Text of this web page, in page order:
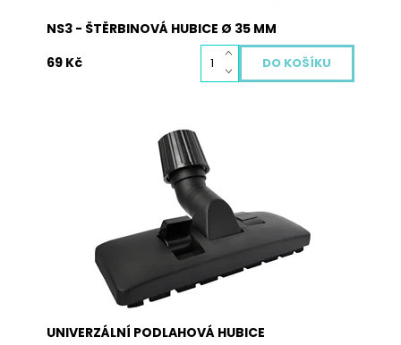
NS3 - ŠTĚRBINOVÁ HUBICE Ø 35 MM
69 Kč
Univerzální podlahová hubice s průměrem 28
mm do 37 je vhodná pro všechny typy vysavačů
na koberce i parkety díky stahovací gumě uvnitř
závitu, která se utahováním závitu smršťuje, a
tak lze rozměr upravit pro jakýkoliv typ vysavače.
Dostupnost:
Skladem
4007
UNIVERZÁLNÍ PODLAHOVÁ HUBICE